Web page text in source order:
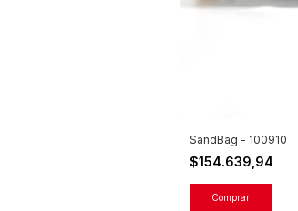
SandBag - 100910
$154.639,94
Comprar